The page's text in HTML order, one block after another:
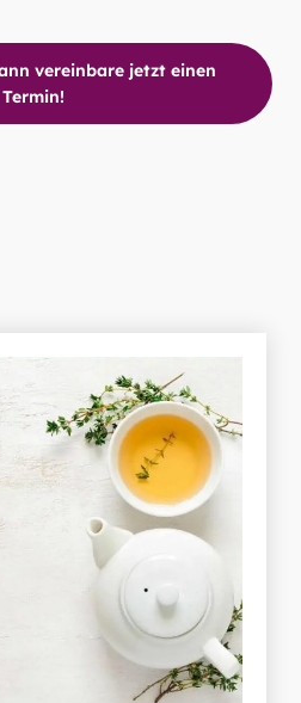
vereinbare jetzt einen
Termin!